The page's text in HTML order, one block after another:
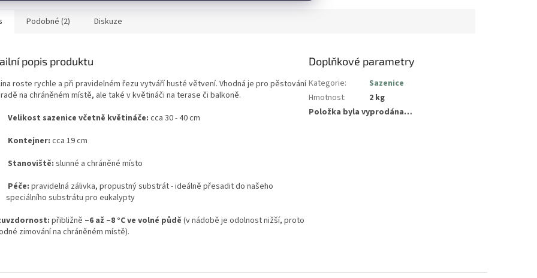
Podobné (2) Diskuze
popis produktu
roste rychle a při pravidelném řezu vytváří husté větvení. Vhodná je pro pěstování
na chráněném místě, ale také v květináči na terase či balkoně.
Velikost sazenice včetně květináče: cca 30 - 40 cm
Kontejner: cca 19 cm
Stanoviště: slunné a chráněné místo
Péče: pravidelná zálivka, propustný substrát - ideálně přesadit do našeho
speciálního substrátu pro eukalypty
přibližně –6 až –8 °C ve volné půdě (v nádobě je odolnost nižší, proto
zimování na chráněném místě).
Doplňkové parametry
Kategorie:
Sazenice
Hmotnost:
2 kg
Položka byla vyprodána…